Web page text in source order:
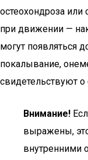
остеохондроза или
при движении —
могут появляться
покалывание,
свидетельствуют
Внимание!
выражены,
внутренними